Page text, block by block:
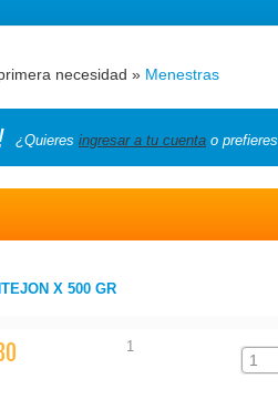
necesidad » Menestras
¿Quieres ingresar a tu cuenta o prefieres
X 500 GR
1